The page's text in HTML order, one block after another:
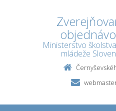
Ministerstvo
mládeže